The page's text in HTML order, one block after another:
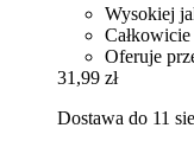
Wysokiej
Oferuje
31,99 zł
Dostawa do 11